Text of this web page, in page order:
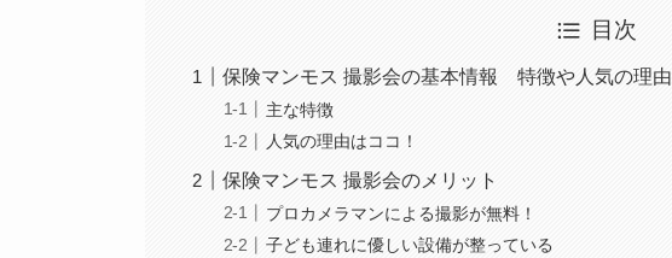
目次
保険マンモス 撮影会の基本情報 特徴や人気の理由
主な特徴
人気の理由はココ！
保険マンモス 撮影会のメリット
プロカメラマンによる撮影が無料！
子ども連れに優しい設備が整っている